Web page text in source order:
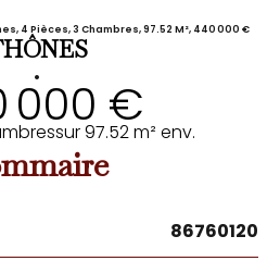
4 Pièces, 3 Chambres, 97.52 M², 440 000 €
•
000 €
sur 97.52 m² env.
86760120